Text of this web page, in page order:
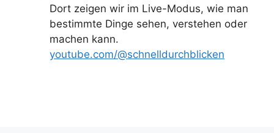
Dort zeigen wir im Live-Modus, wie man
bestimmte Dinge sehen, verstehen oder
machen kann.
youtube.com/@schnelldurchblicken